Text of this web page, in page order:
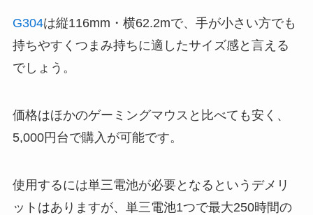
G304は縦116mm・横62.2mで、手が小さい方でも
持ちやすくつまみ持ちに適したサイズ感と言える
でしょう。
価格はほかのゲーミングマウスと比べても安く、
5,000円台で購入が可能です。
使用するには単三電池が必要となるというデメリ
ットはありますが、単三電池1つで最大250時間の